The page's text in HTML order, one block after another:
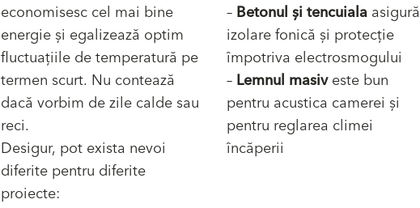
economisesc cel mai bine
energie și egalizează optim
fluctuațiile de temperatură pe
termen scurt. Nu contează
dacă vorbim de zile calde sau
reci.
Desigur, pot exista nevoi
diferite pentru diferite
proiecte:
–Betonul și tencuialaasigură
izolare fonică și protecție
împotriva electrosmogului
–Lemnul masiveste bun
pentru acustica camerei și
pentru reglarea climei
încăperii